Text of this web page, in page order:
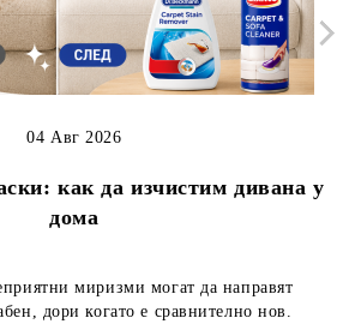
как да изчистим дивана у
дома
04 Авг 2026
миризми могат да направят
дори когато е сравнително нов.